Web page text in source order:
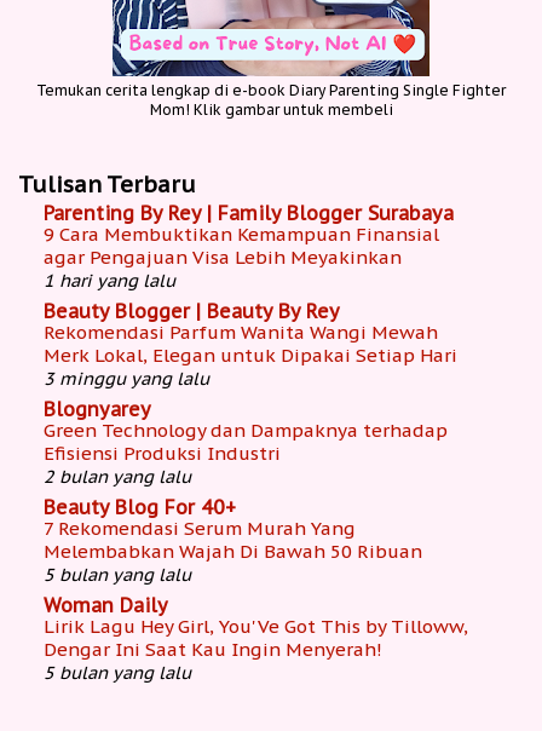
Temukan cerita lengkap di e-book Diary Parenting Single Fighter
Mom! Klik gambar untuk membeli
Tulisan Terbaru
Parenting By Rey | Family Blogger Surabaya
9 Cara Membuktikan Kemampuan Finansial
agar Pengajuan Visa Lebih Meyakinkan
1 hari yang lalu
Beauty Blogger | Beauty By Rey
Rekomendasi Parfum Wanita Wangi Mewah
Merk Lokal, Elegan untuk Dipakai Setiap Hari
3 minggu yang lalu
Blognyarey
Green Technology dan Dampaknya terhadap
Efisiensi Produksi Industri
2 bulan yang lalu
Beauty Blog For 40+
7 Rekomendasi Serum Murah Yang
Melembabkan Wajah Di Bawah 50 Ribuan
5 bulan yang lalu
Woman Daily
Lirik Lagu Hey Girl, You'Ve Got This by Tilloww,
Dengar Ini Saat Kau Ingin Menyerah!
5 bulan yang lalu